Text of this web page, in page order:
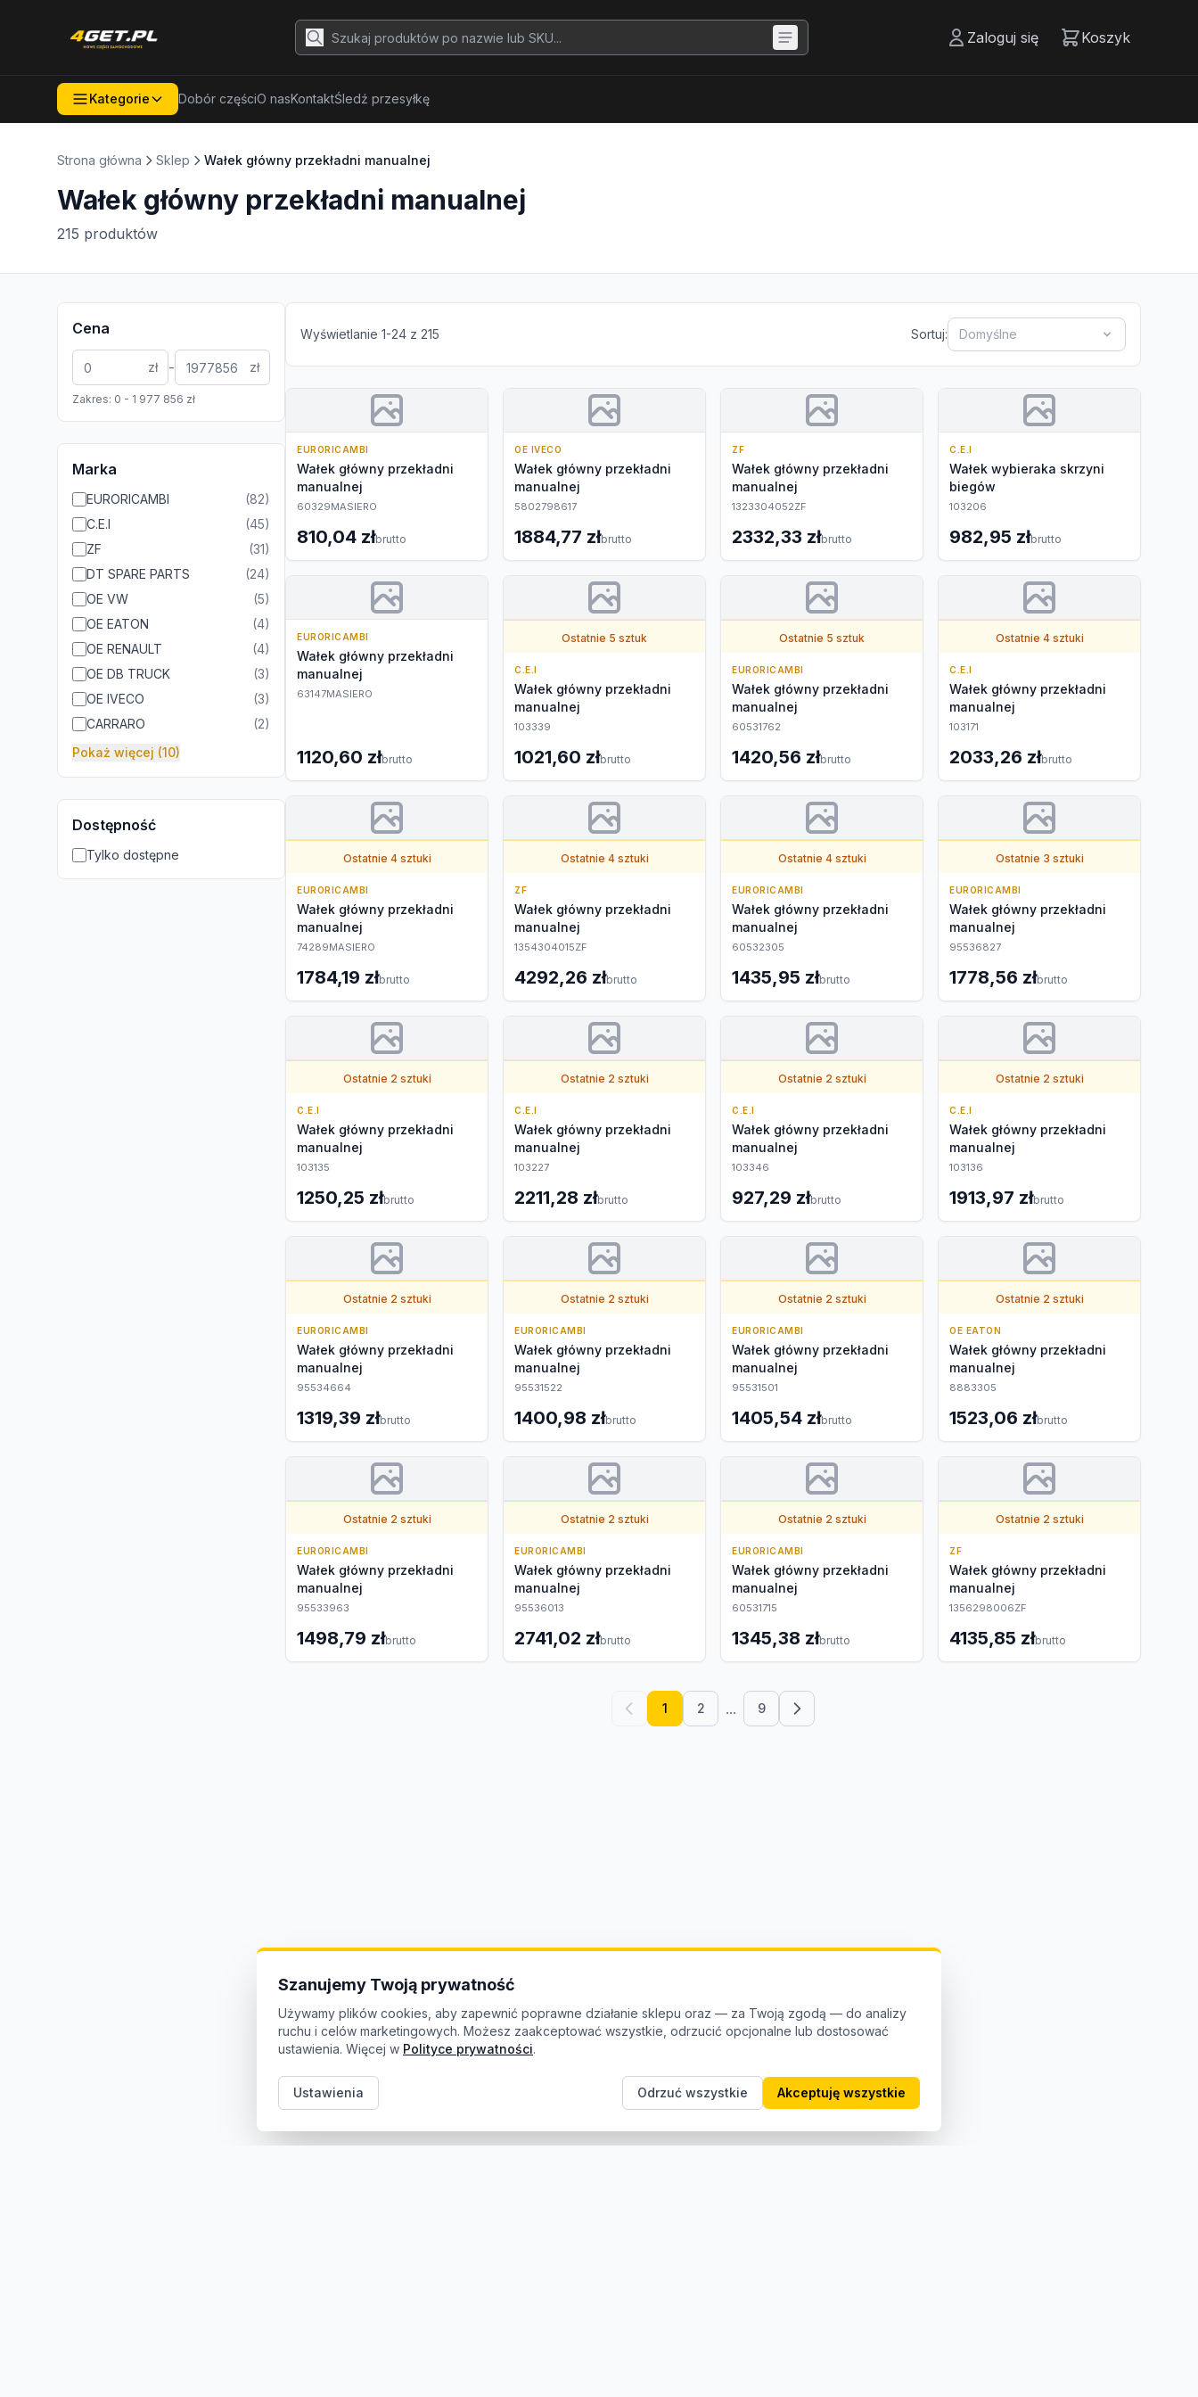
Zaloguj się Koszyk
Kategorie Dobór częściO nasKontaktŚledź przesyłkę
Strona główna Sklep Wałek główny przekładni manualnej
Wałek główny przekładni manualnej
215 produktów
Cena
zł - zł
Zakres: 0 - 1 977 856 zł
Marka
EURORICAMBI (82)
C.E.I
(45)
ZF
(31)
DT SPARE PARTS
(24)
OE VW
(5)
OE EATON
(4)
OE RENAULT
(4)
OE DB TRUCK
(3)
OE IVECO
(3)
CARRARO
(2)
Pokaż więcej (10)
Dostępność
Tylko dostępne
Wyświetlanie 1-24 z 215 Sortuj: Domyślne
EURORICAMBI
Wałek główny przekładni
manualnej
60329MASIERO
810,04 złbrutto
OE IVECO
Wałek główny przekładni
manualnej
5802798617
1884,77 złbrutto
ZF
Wałek główny przekładni
manualnej
1323304052ZF
2332,33 złbrutto
C.E.I
Wałek wybieraka skrzyni
biegów
103206
982,95 złbrutto
EURORICAMBI
Wałek główny przekładni
manualnej
63147MASIERO
1120,60 złbrutto
Ostatnie 5 sztuk
C.E.I
Wałek główny przekładni
manualnej
103339
1021,60 złbrutto
Ostatnie 5 sztuk
EURORICAMBI
Wałek główny przekładni
manualnej
60531762
1420,56 złbrutto
Ostatnie 4 sztuki
C.E.I
Wałek główny przekładni
manualnej
103171
2033,26 złbrutto
Ostatnie 4 sztuki
EURORICAMBI
Wałek główny przekładni
manualnej
74289MASIERO
1784,19 złbrutto
Ostatnie 4 sztuki
ZF
Wałek główny przekładni
manualnej
1354304015ZF
4292,26 złbrutto
Ostatnie 4 sztuki
EURORICAMBI
Wałek główny przekładni
manualnej
60532305
1435,95 złbrutto
Ostatnie 3 sztuki
EURORICAMBI
Wałek główny przekładni
manualnej
95536827
1778,56 złbrutto
Ostatnie 2 sztuki
C.E.I
Wałek główny przekładni
manualnej
103135
1250,25 złbrutto
Ostatnie 2 sztuki
C.E.I
Wałek główny przekładni
manualnej
103227
2211,28 złbrutto
Ostatnie 2 sztuki
C.E.I
Wałek główny przekładni
manualnej
103346
927,29 złbrutto
Ostatnie 2 sztuki
C.E.I
Wałek główny przekładni
manualnej
103136
1913,97 złbrutto
Ostatnie 2 sztuki
EURORICAMBI
Wałek główny przekładni
manualnej
95534664
1319,39 złbrutto
Ostatnie 2 sztuki
EURORICAMBI
Wałek główny przekładni
manualnej
95531522
1400,98 złbrutto
Ostatnie 2 sztuki
EURORICAMBI
Wałek główny przekładni
manualnej
95531501
1405,54 złbrutto
Ostatnie 2 sztuki
OE EATON
Wałek główny przekładni
manualnej
8883305
1523,06 złbrutto
Ostatnie 2 sztuki
EURORICAMBI
Wałek główny przekładni
manualnej
95533963
1498,79 złbrutto
Ostatnie 2 sztuki
EURORICAMBI
Wałek główny przekładni
manualnej
95536013
2741,02 złbrutto
Ostatnie 2 sztuki
EURORICAMBI
Wałek główny przekładni
manualnej
60531715
1345,38 złbrutto
Ostatnie 2 sztuki
ZF
Wałek główny przekładni
manualnej
1356298006ZF
4135,85 złbrutto
1 2 ... 9
Szanujemy Twoją prywatność
Używamy plików cookies, aby zapewnić poprawne działanie sklepu oraz — za Twoją zgodą — do analizy
ruchu i celów marketingowych. Możesz zaakceptować wszystkie, odrzucić opcjonalne lub dostosować
ustawienia. Więcej w Polityce prywatności.
Ustawienia Odrzuć wszystkie Akceptuję wszystkie